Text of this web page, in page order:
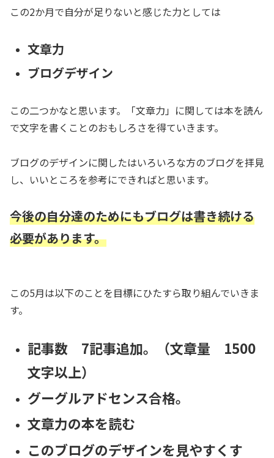
この2か月で自分が足りないと感じた力としては
文章力
ブログデザイン
この二つかなと思います。「文章力」に関しては本を読ん
で文字を書くことのおもしろさを得ていきます。
ブログのデザインに関したはいろいろな方のブログを拝見
し、いいところを参考にできればと思います。
今後の自分達のためにもブログは書き続ける
必要があります。
この5月は以下のことを目標にひたすら取り組んでいきま
す。
記事数 7記事追加。（文章量 1500
文字以上）
グーグルアドセンス合格。
文章力の本を読む
このブログのデザインを見やすくす